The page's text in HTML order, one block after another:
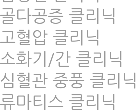
골다공증 클리닉
고혈압 클리닉
소화기/간 클리닉
심혈관 중풍 클리닉
류마티스 클리닉